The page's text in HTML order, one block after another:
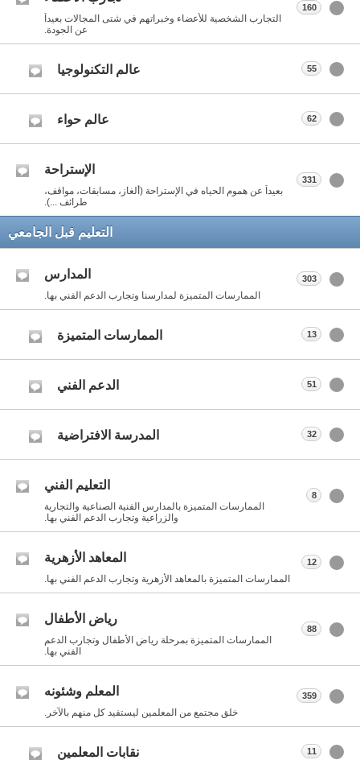
التجارب الشخصية للأعضاء وخبراتهم في شتى المجالات بعيداً
عن الجودة.
160
عالم التكنولوجيا 55
عالم حواء 62
الإستراحة
بعيداً عن هموم الحياه في الإستراحة (ألغاز، مسابقات، مواقف،
طرائف ...).
331
التعليم قبل الجامعي
المدارس
الممارسات المتميزة لمدارسنا وتجارب الدعم الفني بها.
303
الممارسات المتميزة 13
الدعم الفني 51
المدرسة الافتراضية 32
التعليم الفني
الممارسات المتميزة بالمدارس الفنية الصناعية والتجارية
والزراعية وتجارب الدعم الفني بها.
8
المعاهد الأزهرية
الممارسات المتميزة بالمعاهد الأزهرية وتجارب الدعم الفني بها.
12
رياض الأطفال
الممارسات المتميزة بمرحلة رياض الأطفال وتجارب الدعم
الفني بها.
88
المعلم وشئونه
خلق مجتمع من المعلمين ليستفيد كل منهم بالآخر.
359
نقابات المعلمين 11